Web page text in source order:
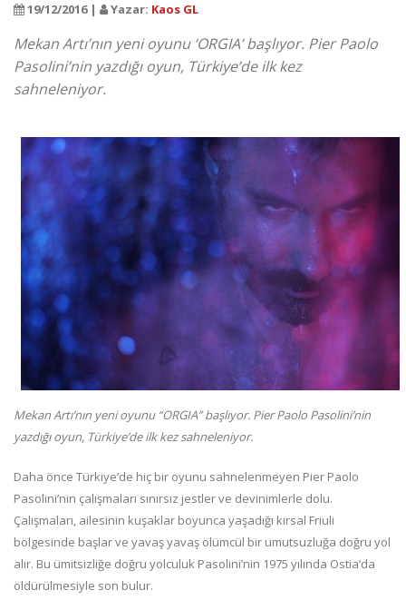
19/12/2016 | Yazar: Kaos GL
Mekan Artı’nın yeni oyunu ‘ORGIA’ başlıyor. Pier Paolo
Pasolini’nin yazdığı oyun, Türkiye’de ilk kez
sahneleniyor.
Mekan Artı’nın yeni oyunu “ORGIA” başlıyor. Pier Paolo Pasolini’nin
yazdığı oyun, Türkiye’de ilk kez sahneleniyor.
Daha önce Türkiye’de hiç bir oyunu sahnelenmeyen Pier Paolo
Pasolini’nin çalışmaları sınırsız jestler ve devinimlerle dolu.
Çalışmaları, ailesinin kuşaklar boyunca yaşadığı kırsal Friuli
bölgesinde başlar ve yavaş yavaş ölümcül bir umutsuzluğa doğru yol
alır. Bu ümitsizliğe doğru yolculuk Pasolini’nin 1975 yılında Ostia’da
öldürülmesiyle son bulur.